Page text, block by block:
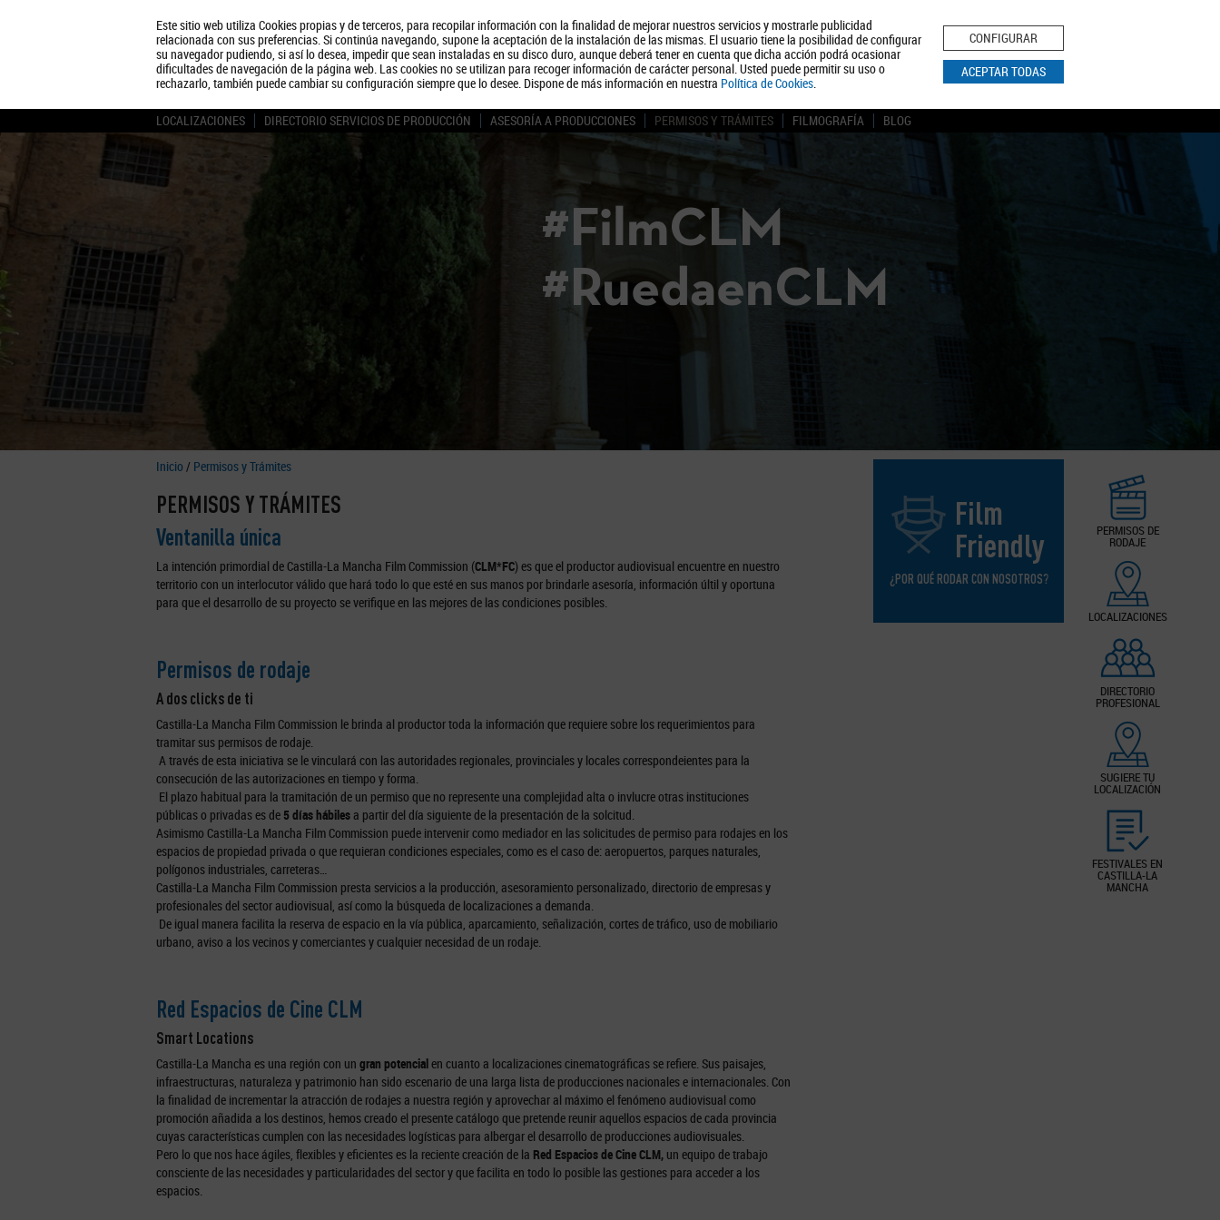
Este sitio web utiliza Cookies propias y de terceros, para recopilar información con la finalidad de mejorar nuestros servicios y mostrarle publicidad
relacionada con sus preferencias. Si continúa navegando, supone la aceptación de la instalación de las mismas. El usuario tiene la posibilidad de configurar
su navegador pudiendo, si así lo desea, impedir que sean instaladas en su disco duro, aunque deberá tener en cuenta que dicha acción podrá ocasionar
dificultades de navegación de la página web. Las cookies no se utilizan para recoger información de carácter personal. Usted puede permitir su uso o
rechazarlo, también puede cambiar su configuración siempre que lo desee. Dispone de más información en nuestra Política de Cookies.
CONFIGURAR
ACEPTAR TODAS
Quiénes somos Turismo Política de Privacidad Aviso Legal Política de Cookies
BUSCAR
LOCALIZACIONES DIRECTORIO SERVICIOS DE PRODUCCIÓN ASESORÍA A PRODUCCIONES PERMISOS Y TRÁMITES FILMOGRAFÍA BLOG
#FilmCLM
#RuedaenCLM
PERMISOS DE
RODAJE
LOCALIZACIONES
DIRECTORIO
PROFESIONAL
SUGIERE TU
LOCALIZACIÓN
FESTIVALES EN
CASTILLA-LA
MANCHA
Film
Friendly
¿POR QUÉ RODAR CON NOSOTROS?
Inicio / Permisos y Trámites
PERMISOS Y TRÁMITES
Ventanilla única
La intención primordial de Castilla-La Mancha Film Commission (CLM*FC) es que el productor audiovisual encuentre en nuestro
territorio con un interlocutor válido que hará todo lo que esté en sus manos por brindarle asesoría, información últil y oportuna
para que el desarrollo de su proyecto se verifique en las mejores de las condiciones posibles.
Permisos de rodaje
A dos clicks de ti
Castilla-La Mancha Film Commission le brinda al productor toda la información que requiere sobre los requerimientos para
tramitar sus permisos de rodaje.
A través de esta iniciativa se le vinculará con las autoridades regionales, provinciales y locales correspondeientes para la
consecución de las autorizaciones en tiempo y forma.
El plazo habitual para la tramitación de un permiso que no represente una complejidad alta o invlucre otras instituciones
públicas o privadas es de 5 días hábilesa partir del día siguiente de la presentación de la solcitud.
Asimismo Castilla-La Mancha Film Commission puede intervenir como mediador en las solicitudes de permiso para rodajes en los
espacios de propiedad privada o que requieran condiciones especiales, como es el caso de: aeropuertos, parques naturales,
polígonos industriales, carreteras…
Castilla-La Mancha Film Commission presta servicios a la producción, asesoramiento personalizado, directorio de empresas y
profesionales del sector audiovisual, así como la búsqueda de localizaciones a demanda.
De igual manera facilita la reserva de espacio en la vía pública, aparcamiento, señalización, cortes de tráfico, uso de mobiliario
urbano, aviso a los vecinos y comerciantes y cualquier necesidad de un rodaje.
Red Espacios de Cine CLM
Smart Locations
Castilla-La Mancha es una región con un gran potencialen cuanto a localizaciones cinematográficas se refiere. Sus paisajes,
infraestructuras, naturaleza y patrimonio han sido escenario de una larga lista de producciones nacionales e internacionales. Con
la finalidad de incrementar la atracción de rodajes a nuestra región y aprovechar al máximo el fenómeno audiovisual como
promoción añadida a los destinos, hemos creado el presente catálogo que pretende reunir aquellos espacios de cada provincia
cuyas características cumplen con las necesidades logísticas para albergar el desarrollo de producciones audiovisuales.
Pero lo que nos hace ágiles, flexibles y eficientes es la reciente creación de la Red Espacios de Cine CLM, un equipo de trabajo
consciente de las necesidades y particularidades del sector y que facilita en todo lo posible las gestiones para acceder a los
espacios.